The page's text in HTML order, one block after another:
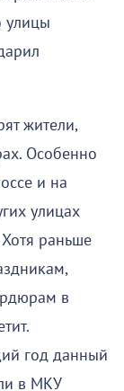
улицы
жители,
Особенно
и на
улицах
раньше
в
год данный
в МКУ